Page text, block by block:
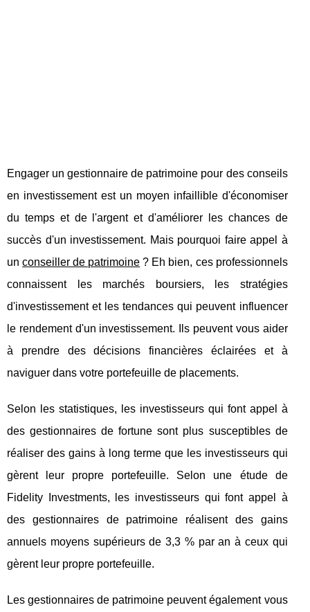
Engager un gestionnaire de patrimoine pour des conseils
en investissement est un moyen infaillible d'économiser
du temps et de l'argent et d'améliorer les chances de
succès d'un investissement. Mais pourquoi faire appel à
unconseiller de patrimoine ? Eh bien, ces professionnels
connaissent les marchés boursiers, les stratégies
d'investissement et les tendances qui peuvent influencer
le rendement d'un investissement. Ils peuvent vous aider
à prendre des décisions financières éclairées et à
naviguer dans votre portefeuille de placements.
Selon les statistiques, les investisseurs qui font appel à
des gestionnaires de fortune sont plus susceptibles de
réaliser des gains à long terme que les investisseurs qui
gèrent leur propre portefeuille. Selon une étude de
Fidelity Investments, les investisseurs qui font appel à
des gestionnaires de patrimoine réalisent des gains
annuels moyens supérieurs de 3,3 % par an à ceux qui
gèrent leur propre portefeuille.
Les gestionnaires de patrimoine peuvent également vous